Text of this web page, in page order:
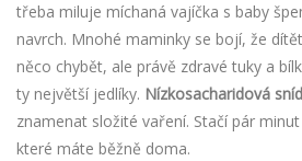
třeba miluje míchaná vajíčka s baby
navrch. Mnohé maminky se bojí, že
něco chybět, ale právě zdravé tuky a
ty největší jedlíky. Nízkosacharidová
znamenat složité vaření. Stačí pár
které máte běžně doma.